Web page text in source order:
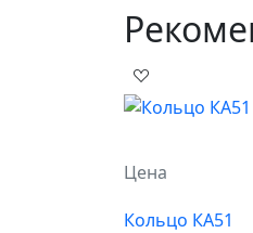
Цена
Кольцо КА51